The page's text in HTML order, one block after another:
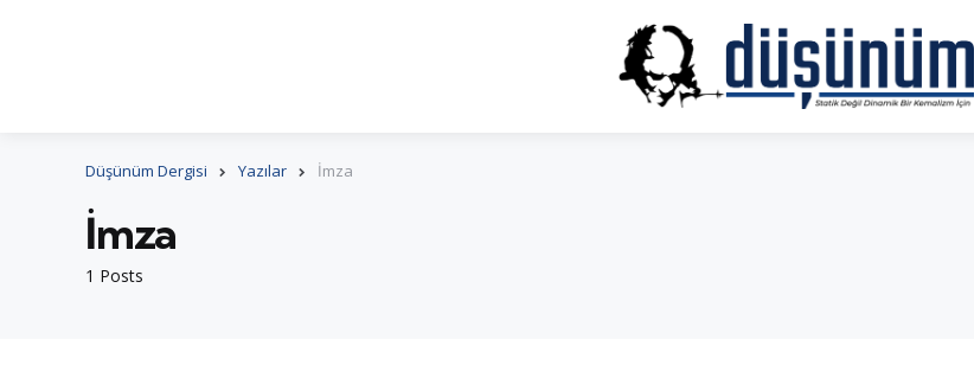
Düşünüm Dergisi Yazılar İmza
1 Posts
İmza